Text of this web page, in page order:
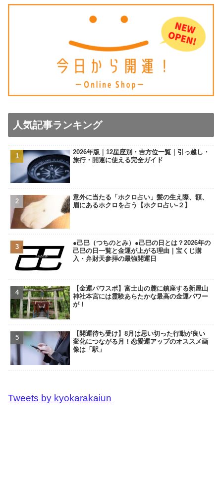
人気記事ランキング
2026年版｜12星座別・吉方位一覧｜引っ越し・
旅行・開運に使える完全ガイド
意外に当たる「ホクロ占い」髪の生え際、額、
眉にあるホクロを占う【ホクロ占い‐２】
●己巳（つちのとみ）●己巳の日とは？2026年の
己巳の日一覧と金運が上がる理由｜宝くじ購
入・弁財天参拝の最強開運日
【金運パワスポ】富士山の麓に鎮座する新屋山
神社本宮には霊験あらたかな最高の金運パワー
が！
【開運待ち受け】8月は思い切った行動が良い
変化につながる月！恋愛運アップのオススメ画
像は「駅」
Tweets by kyokarakaiun